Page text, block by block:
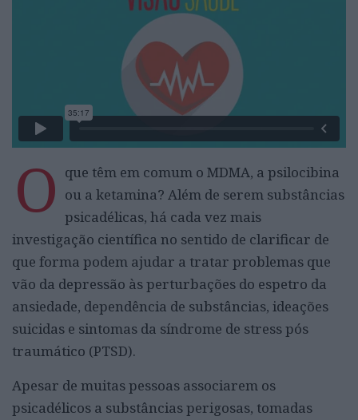
O que têm em comum o MDMA, a psilocibina
ou a ketamina? Além de serem substâncias
psicadélicas, há cada vez mais
investigação científica no sentido de clarificar de
que forma podem ajudar a tratar problemas que
vão da depressão às perturbações do espetro da
ansiedade, dependência de substâncias, ideações
suicidas e sintomas da síndrome de stress pós
traumático (PTSD).
Apesar de muitas pessoas associarem os
psicadélicos a substâncias perigosas, tomadas